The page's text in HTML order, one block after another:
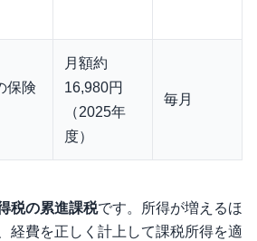
保険
月額約
16,980円
（2025年
度）
毎月
税の累進課税です。所得が増えるほ
経費を正しく計上して課税所得を適